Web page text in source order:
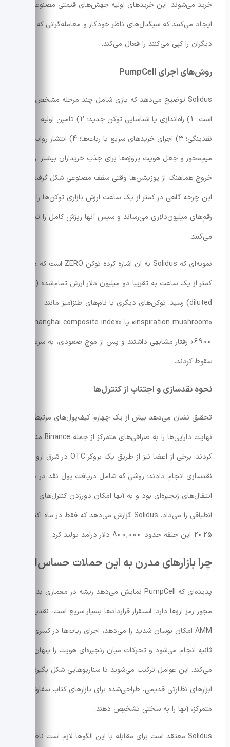
خرید می‌شوند. این خریدهای اولیه جهش‌های قیمتی مصنوعی
ایجاد می‌کنند که سیگنال‌های ناظر خودکار و معامله‌گرانی که رفتار
دیگران را کپی می‌کنند را فعال می‌کند.
روش‌های اجرای PumpCell
Solidus توضیح می‌دهد که بازی شامل چند مرحله مشخص
است: 1) راه‌اندازی یا شناسایی توکن جدید؛ 2) تامین اولیه
نقدینگی؛ 3) اجرای خریدهای سریع با ربات‌ها؛ 4) انتشار روایت‌های
خروج هماهنگ از پوزیشن‌ها وقتی سقف مصنوعی شکل گرفت.
این چرخه گاهی در کمتر از یک ساعت ارزش بازاری توکن‌ها را تا
رقم‌های میلیون‌دلاری می‌رساند و سپس آنها ریزش کامل را تجربه
می‌کنند.
نمونه‌ای که Solidus به آن اشاره کرده توکن ZERO است که در
diluted) رسید. توکن‌های دیگری با نام‌های طنزآمیز مانند
«inspiration mushroom» یا «shanghai composite index
6900» رفتار مشابهی داشتند و پس از موج صعودی، به سرعت
سقوط کردند.
نحوه نقدسازی و اجتناب از کنترل‌ها
تحقیق نشان می‌دهد بیش از یک چهارم کیف‌پول‌های مرتبط در
نهایت دارایی‌ها را به صرافی‌های متمرکز از جمله Binance منتقل
کردند. برخی از اعضا نیز از طریق یک بروکر OTC در شرق اروپا
نقدسازی انجام دادند؛ روشی که شامل دریافت پول نقد در مقابل
انتقال‌های زنجیره‌ای بود و به آنها امکان دورزدن کنترل‌های
انطباقی را می‌داد. Solidus گزارش می‌دهد که فقط در ماه اکتبر
2025 این حلقه حدود 800,000 دلار درآمد تولید کرد.
چرا بازارهای مدرن به این حملات حساس‌اند
پدیده‌ای که PumpCell نمایش می‌دهد ریشه در معماری بدون
مجوز رمز ارزها دارد: استقرار قراردادها بسیار سریع است، نقدینگی
AMM امکان نوسان شدید را می‌دهد، اجرای ربات‌ها در کسری از
ثانیه انجام می‌شود و تحرکات میان زنجیره‌ای هویت را پنهان
می‌کند. این عوامل ترکیب می‌شوند تا سناریوهایی شکل بگیرند که
ابزارهای نظارتی قدیمی، طراحی‌شده برای بازارهای کتاب سفارش
متمرکز، آنها را به سختی تشخیص دهند.
Solidus معتقد است برای مقابله با این الگوها لازم است ناظرها